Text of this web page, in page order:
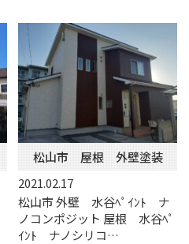
松山市 屋根 外壁塗装
2021.02.17
松山市 外壁 水谷ﾍﾟｲﾝﾄ ナ
ノコンポジット 屋根 水谷ﾍﾟ
ｲﾝﾄ ナノシリコ…